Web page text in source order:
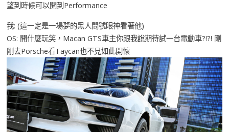
望到時候可以開到Performance
我: (這一定是一場夢的黑人問號眼神看著他)
OS: 開什麼玩笑，Macan GTS車主你跟我說期待試一台電動車?!?! 剛
剛去Porsche看Taycan也不見如此開懷